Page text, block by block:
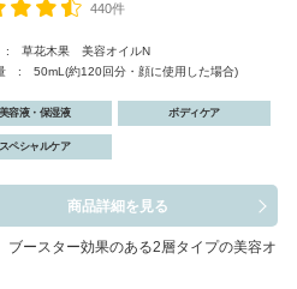
440件
: 草花木果 美容オイルN
約120回分・顔に使用した場合)
美容液・保湿液 ボディケア
スペシャルケア
商品詳細を見る
ブースター効果のある2層タイプの美容オ